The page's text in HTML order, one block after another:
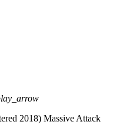
2018) Massive Attack